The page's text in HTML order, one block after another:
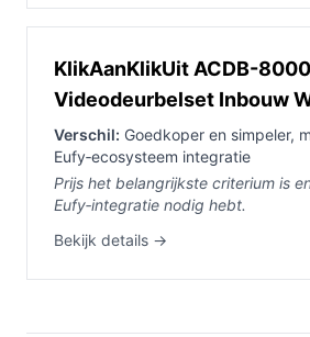
KlikAanKlikUit ACDB-
Videodeurbelset Inbouw
Verschil: Goedkoper en simpeler,
Eufy‑ecosysteem integratie
Prijs het belangrijkste criterium is
Eufy‑integratie nodig hebt.
Bekijk details →